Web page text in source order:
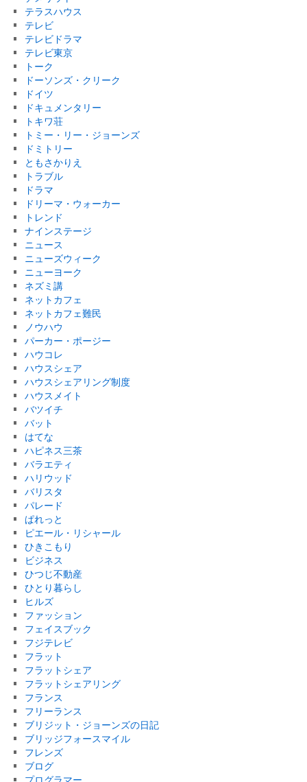
テラスハウス
テレビ
テレビドラマ
テレビ東京
トーク
ドーソンズ・クリーク
ドイツ
ドキュメンタリー
トキワ荘
トミー・リー・ジョーンズ
ドミトリー
ともさかりえ
トラブル
ドラマ
ドリーマ・ウォーカー
トレンド
ナインステージ
ニュース
ニューズウィーク
ニューヨーク
ネズミ講
ネットカフェ
ネットカフェ難民
ノウハウ
パーカー・ポージー
ハウコレ
ハウスシェア
ハウスシェアリング制度
ハウスメイト
バツイチ
バット
はてな
ハピネス三茶
バラエティ
ハリウッド
バリスタ
パレード
ぱれっと
ピエール・リシャール
ひきこもり
ビジネス
ひつじ不動産
ひとり暮らし
ヒルズ
ファッション
フェイスブック
フジテレビ
フラット
フラットシェア
フラットシェアリング
フランス
フリーランス
ブリジット・ジョーンズの日記
ブリッジフォースマイル
フレンズ
ブログ